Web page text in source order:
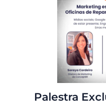
Palestra